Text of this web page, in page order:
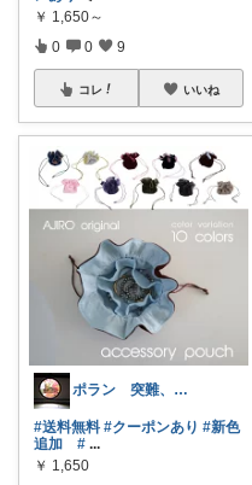
￥ 1,650～
0 0 9
コレ いいね
ポラン 突難、メニエール病で療養中
#送料無料 #クーポンあり #新色
追加
# ...
￥ 1,650